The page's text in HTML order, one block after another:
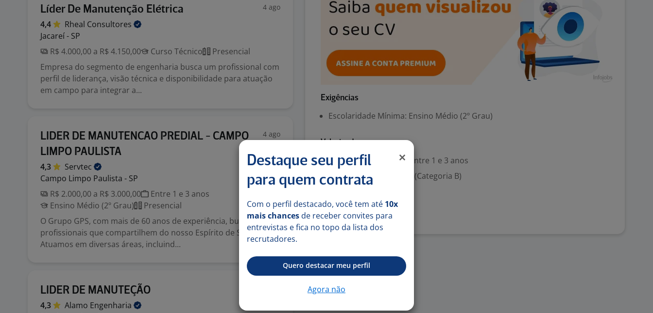
Líder De Manutenção Elétrica 4 ago
4,4 Rheal Consultores
Jacareí - SP
R$ 4.000,00 a R$ 4.150,00
Curso Técnico
Presencial
Empresa do segmento de engenharia busca um profissional com
perfil de liderança, visão técnica e disponibilidade para atuação
em campo para integrar a...
LIDER DE MANUTENCAO PREDIAL - CAMPO
LIMPO PAULISTA
4 ago
4,3
Servtec
Campo Limpo Paulista - SP
R$ 2.000,00 a R$ 3.000,00
Entre 1 e 3 anos
Ensino Médio (2º Grau)
Presencial
O Grupo GPS, com mais de 60 anos de experiência, busca
profissionais que compartilhem do nosso Espírito de Servir.
Atuamos em diversas áreas, incluind...
LIDER DE MANUTEÇÃO
4,3 Alamo Engenharia
Exigências
Escolaridade Mínima: Ensino Médio (2º Grau)
Valorizado
Experiência desejada: Entre 1 e 3 anos
Habilitação para dirigir (Categoria B)
Denunciar vaga
Destaque seu perfil
para quem contrata
Com o perfil destacado, você tem até 10x
mais chances de receber convites para
entrevistas e fica no topo da lista dos
recrutadores.
Quero destacar meu perfil
Agora não